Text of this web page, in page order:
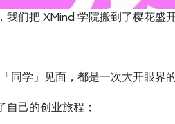
我们把 XMind 学院搬到了樱花盛开
同学」见面，都是一次大开眼
自己的创业旅程；